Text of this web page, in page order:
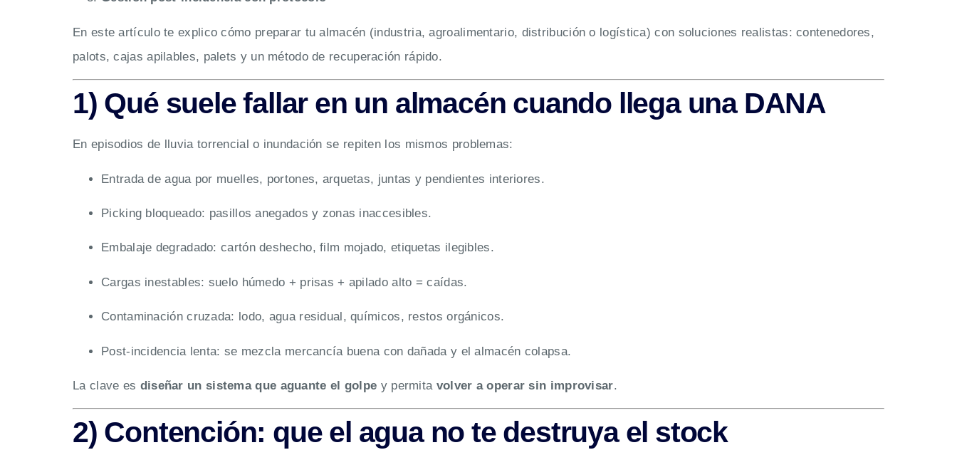
En este artículo te explico cómo preparar tu almacén (industria, agroalimentario, distribución o logística) con soluciones realistas: contenedores,
palots, cajas apilables, palets y un método de recuperación rápido.
1) Qué suele fallar en un almacén cuando llega una DANA
En episodios de lluvia torrencial o inundación se repiten los mismos problemas:
Entrada de agua por muelles, portones, arquetas, juntas y pendientes interiores.
Picking bloqueado: pasillos anegados y zonas inaccesibles.
Embalaje degradado: cartón deshecho, film mojado, etiquetas ilegibles.
Cargas inestables: suelo húmedo + prisas + apilado alto = caídas.
Contaminación cruzada: lodo, agua residual, químicos, restos orgánicos.
Post-incidencia lenta: se mezcla mercancía buena con dañada y el almacén colapsa.
La clave es diseñar un sistema que aguante el golpe y permita volver a operar sin improvisar.
2) Contención: que el agua no te destruya el stock